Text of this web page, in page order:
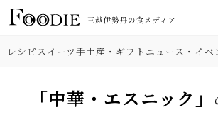
レシピスイーツ手土産・ギフト ニュース・イベ
「中華・エスニック」